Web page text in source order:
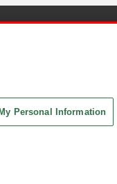
Personal Information